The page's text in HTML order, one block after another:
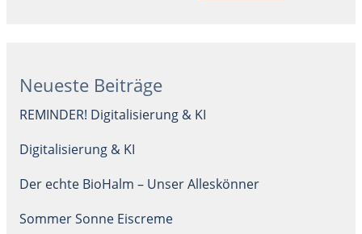
Neueste Beiträge
REMINDER! Digitalisierung & KI
Digitalisierung & KI
Der echte BioHalm – Unser Alleskönner
Sommer Sonne Eiscreme